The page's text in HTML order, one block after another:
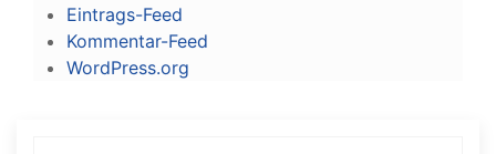
Eintrags-Feed
Kommentar-Feed
WordPress.org